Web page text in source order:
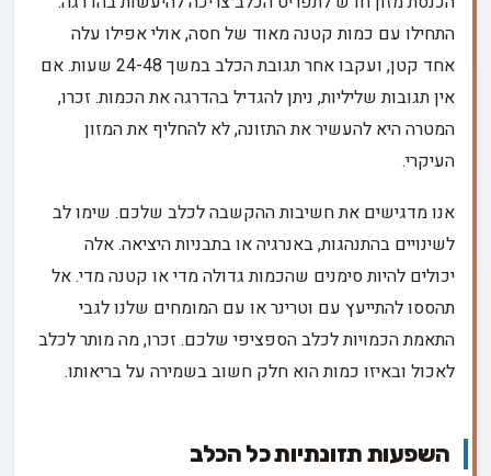
התחילו עם כמות קטנה מאוד של חסה, אולי אפילו עלה
אחד קטן, ועקבו אחר תגובת הכלב במשך 24-48 שעות. אם
אין תגובות שליליות, ניתן להגדיל בהדרגה את הכמות. זכרו,
המטרה היא להעשיר את התזונה, לא להחליף את המזון
העיקרי.
אנו מדגישים את חשיבות ההקשבה לכלב שלכם. שימו לב
לשינויים בהתנהגות, באנרגיה או בתבניות היציאה. אלה
יכולים להיות סימנים שהכמות גדולה מדי או קטנה מדי. אל
תהססו להתייעץ עם וטרינר או עם המומחים שלנו לגבי
התאמת הכמויות לכלב הספציפי שלכם. זכרו, מה מותר לכלב
לאכול ובאיזו כמות הוא חלק חשוב בשמירה על בריאותו.
השפעות תזונתיות כל הכלב